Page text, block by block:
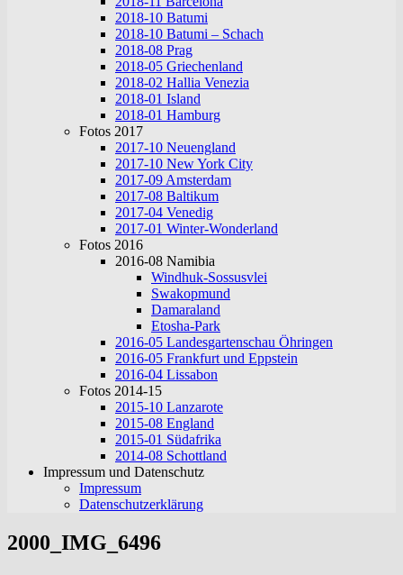
2018-10 Batumi
2018-10 Batumi – Schach
2018-08 Prag
2018-05 Griechenland
2018-02 Hallia Venezia
2018-01 Island
2018-01 Hamburg
Fotos 2017
2017-10 Neuengland
2017-10 New York City
2017-09 Amsterdam
2017-08 Baltikum
2017-04 Venedig
2017-01 Winter-Wonderland
Fotos 2016
2016-08 Namibia
Windhuk-Sossusvlei
Swakopmund
Damaraland
Etosha-Park
2016-05 Landesgartenschau Öhringen
2016-05 Frankfurt und Eppstein
2016-04 Lissabon
Fotos 2014-15
2015-10 Lanzarote
2015-08 England
2015-01 Südafrika
2014-08 Schottland
Impressum und Datenschutz
Impressum
Datenschutzerklärung
2000_IMG_6496